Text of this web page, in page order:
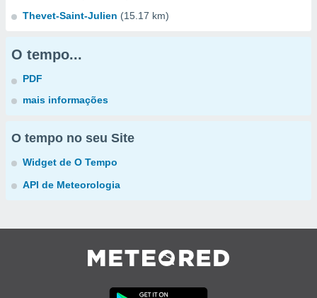
Thevet-Saint-Julien (15.17 km)
O tempo...
PDF
mais informações
O tempo no seu Site
Widget de O Tempo
API de Meteorologia